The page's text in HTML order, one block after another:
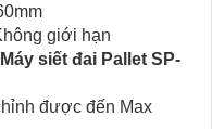
giới hạn
Máy siết đai Pallet SP-
được đến Max